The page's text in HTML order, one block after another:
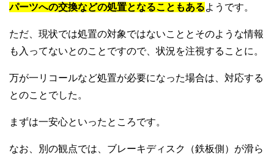
パーツへの交換などの処置となることもあるようです。
ただ、現状では処置の対象ではないこととそのような情報
も入ってないとのことですので、状況を注視することに。
万が一リコールなど処置が必要になった場合は、対応する
とのことでした。
まずは一安心といったところです。
なお、別の観点では、ブレーキディスク（鉄板側）が滑ら